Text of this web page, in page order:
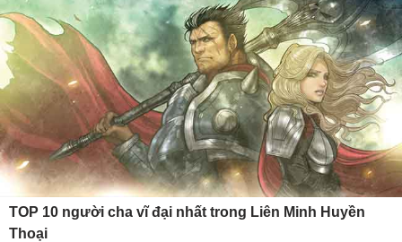
TOP 10 người cha vĩ đại nhất trong Liên Minh Huyền
Thoại